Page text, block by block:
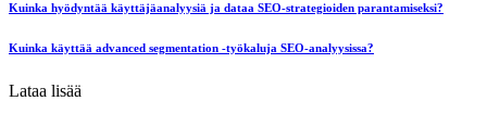
Kuinka hyödyntää käyttäjäanalyysiä ja dataa SEO-strategioiden parantamiseksi?
Kuinka käyttää advanced segmentation -työkaluja SEO-analyysissa?
Lataa lisää